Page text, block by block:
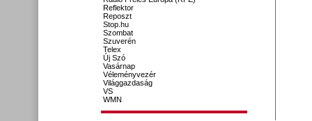
Reflektor
Reposzt
Stop.hu
Szombat
Szuverén
Telex
Új Szó
Vasárnap
Véleményvezér
Világgazdaság
VS
WMN